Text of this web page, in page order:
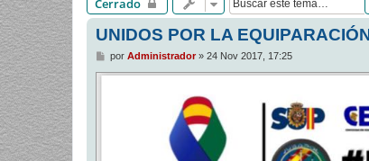
Cerrado
UNIDOS POR LA
M
n
por Administrador» 24 Nov 2017, 17:25